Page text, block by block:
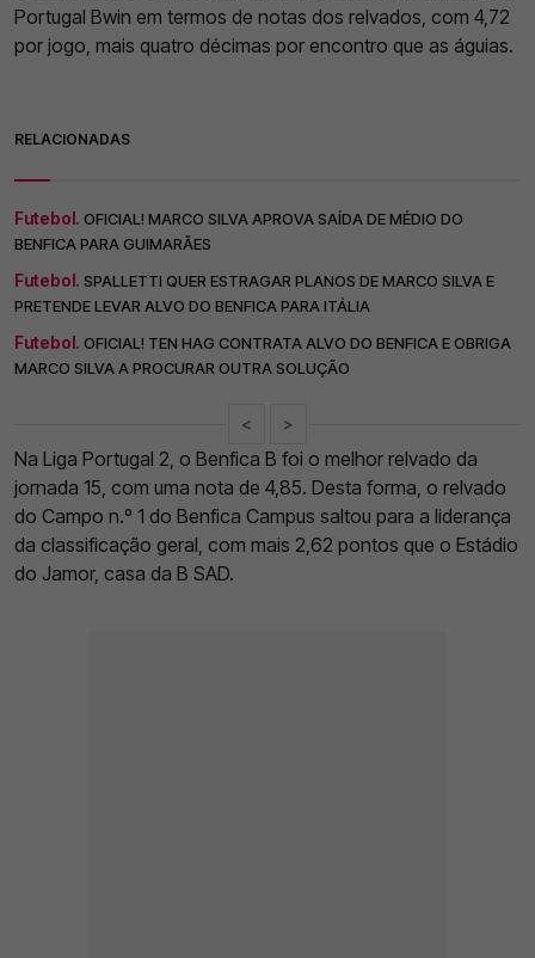
Portugal Bwin em termos de notas dos relvados, com 4,72
por jogo, mais quatro décimas por encontro que as águias.
RELACIONADAS
Futebol. OFICIAL! MARCO SILVA APROVA SAÍDA DE MÉDIO DO
BENFICA PARA GUIMARÃES
Futebol. SPALLETTI QUER ESTRAGAR PLANOS DE MARCO SILVA E
PRETENDE LEVAR ALVO DO BENFICA PARA ITÁLIA
Futebol. OFICIAL! TEN HAG CONTRATA ALVO DO BENFICA E OBRIGA
MARCO SILVA A PROCURAR OUTRA SOLUÇÃO
< >
Na Liga Portugal 2, o Benfica B foi o melhor relvado da
jornada 15, com uma nota de 4,85. Desta forma, o relvado
do Campo n.º 1 do Benfica Campus saltou para a liderança
da classificação geral, com mais 2,62 pontos que o Estádio
do Jamor, casa da B SAD.